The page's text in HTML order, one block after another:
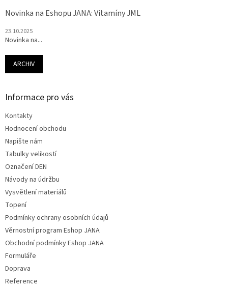
Novinka na Eshopu JANA: Vitamíny JML
23.10.2025
Novinka na...
ARCHIV
Informace pro vás
Kontakty
Hodnocení obchodu
Napište nám
Tabulky velikostí
Označení DEN
Návody na údržbu
Vysvětlení materiálů
Topení
Podmínky ochrany osobních údajů
Věrnostní program Eshop JANA
Obchodní podmínky Eshop JANA
Formuláře
Doprava
Reference